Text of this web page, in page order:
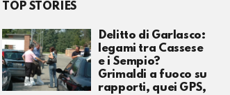
TOP STORIES
Delitto di Garlasco:
legami tra Cassese
e i Sempio?
Grimaldi a fuoco su
rapporti, quei GPS,